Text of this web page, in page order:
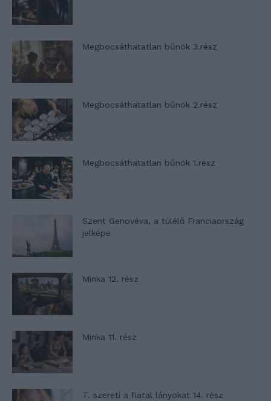
Megbocsáthatatlan bűnök 3.rész
Megbocsáthatatlan bűnök 2.rész
Megbocsáthatatlan bűnök 1.rész
Szent Genovéva, a túlélő Franciaország
jelképe
Minka 12. rész
Minka 11. rész
T. szereti a fiatal lányokat 14. rész